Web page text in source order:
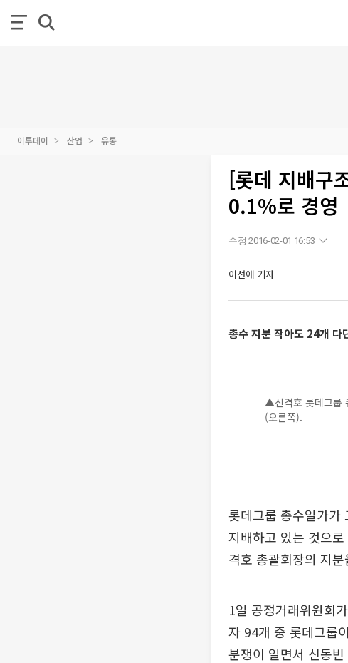
이투데이 산업 유통
[롯데 지배구
0.1%로 경영
수정 2016-02-01 16:53
이선애 기자
총수 지분 작아도 24개 다
▲신격호 롯데그룹
(오른쪽).
롯데그룹 총수일가가
지배하고 있는 것으
격호 총괄회장의 지
1일 공정거래위원회
자 94개 중 롯데그룹
분쟁이 일면서 신동